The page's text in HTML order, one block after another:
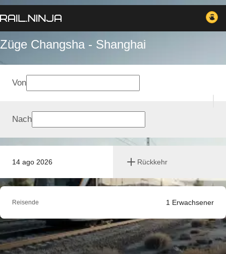
Züge Changsha - Shanghai
14 ago 2026 Rückkehr
Von
Nach
Reisende 1 Erwachsener